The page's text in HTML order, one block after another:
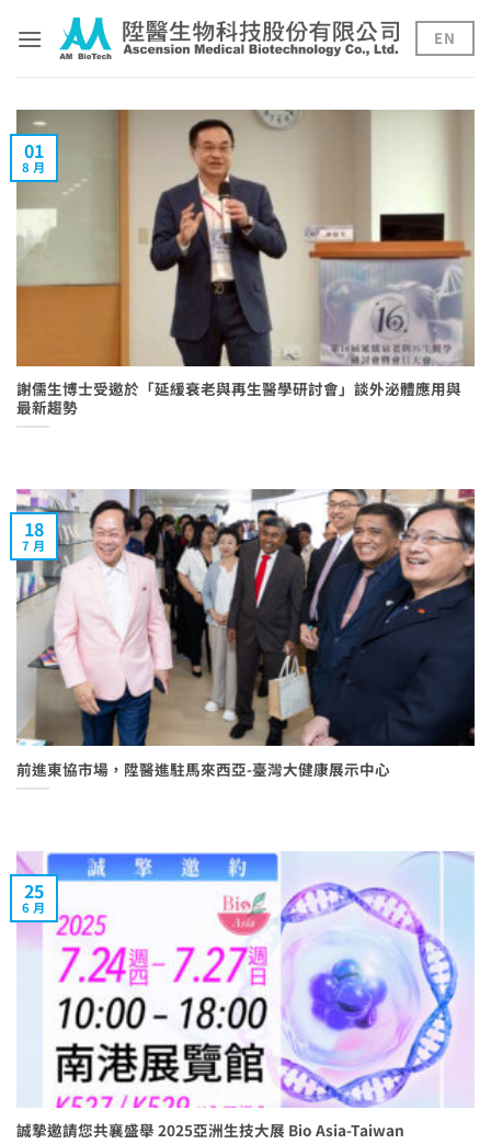
content
EN
謝儒生博士受邀於「延緩衰老與再生醫學研討會」談外泌體應用與
最新趨勢
01
8 月
前進東協市場，陞醫進駐馬來西亞-臺灣大健康展示中心
18
7 月
誠摯邀請您共襄盛舉 2025亞洲生技大展 Bio Asia-Taiwan
25
6 月